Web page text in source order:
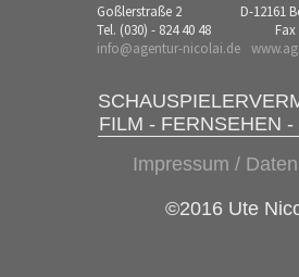
Goßlerstraße 2
D-12161
Tel. (030) - 824 40 48
info@agentur-nicolai.de
FILM - FERNSEHEN -
Impressum /
©2016 Ute